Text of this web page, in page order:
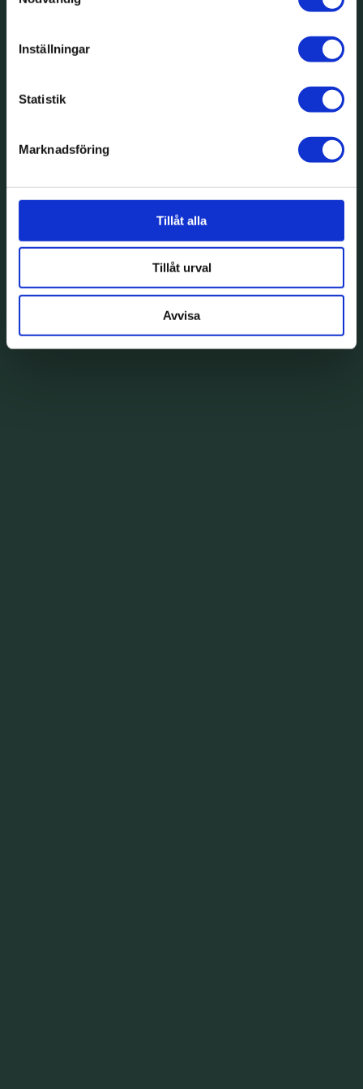
Inställningar
Statistik
Marknadsföring
Tillåt alla
Tillåt urval
Avvisa